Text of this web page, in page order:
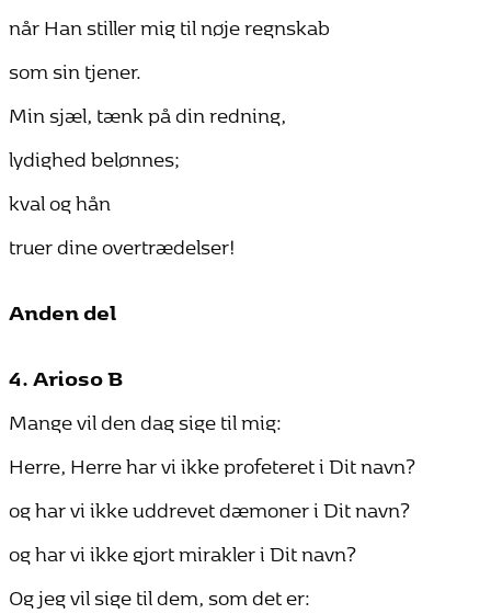
når Han stiller mig til nøje regnskab
som sin tjener.
Min sjæl, tænk på din redning,
lydighed belønnes;
kval og hån
truer dine overtrædelser!
Anden del
4. Arioso B
Mange vil den dag sige til mig:
Herre, Herre har vi ikke profeteret i Dit navn?
og har vi ikke uddrevet dæmoner i Dit navn?
og har vi ikke gjort mirakler i Dit navn?
Og jeg vil sige til dem, som det er: